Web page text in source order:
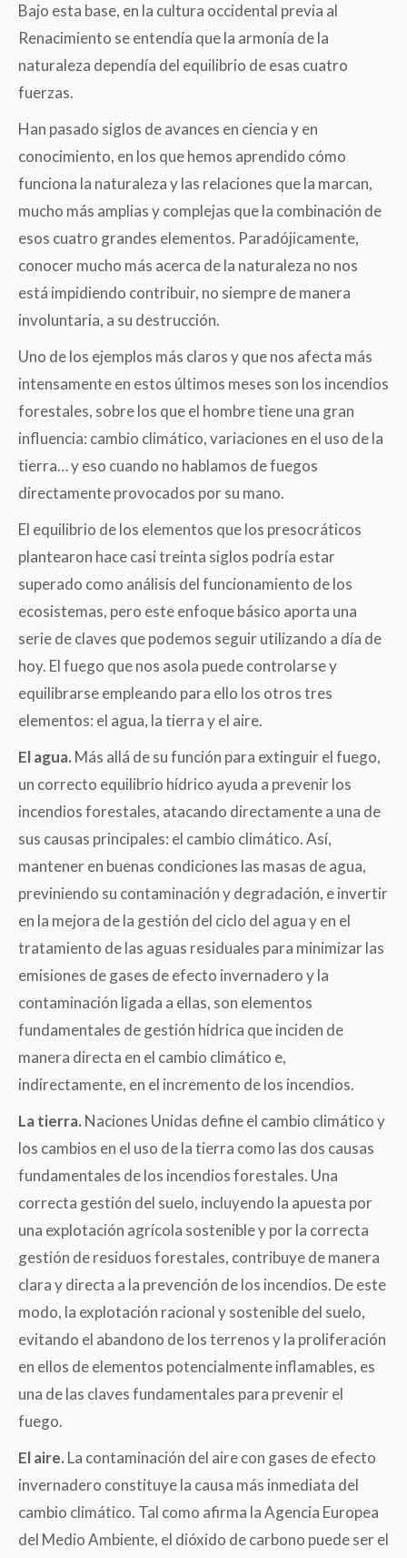
Bajo esta base, en la cultura occidental previa al
Renacimiento se entendía que la armonía de la
naturaleza dependía del equilibrio de esas cuatro
fuerzas.
Han pasado siglos de avances en ciencia y en
conocimiento, en los que hemos aprendido cómo
funciona la naturaleza y las relaciones que la marcan,
mucho más amplias y complejas que la combinación de
esos cuatro grandes elementos. Paradójicamente,
conocer mucho más acerca de la naturaleza no nos
está impidiendo contribuir, no siempre de manera
involuntaria, a su destrucción.
Uno de los ejemplos más claros y que nos afecta más
intensamente en estos últimos meses son los incendios
forestales, sobre los que el hombre tiene una gran
influencia: cambio climático, variaciones en el uso de la
tierra… y eso cuando no hablamos de fuegos
directamente provocados por su mano.
El equilibrio de los elementos que los presocráticos
plantearon hace casi treinta siglos podría estar
superado como análisis del funcionamiento de los
ecosistemas, pero este enfoque básico aporta una
serie de claves que podemos seguir utilizando a día de
hoy. El fuego que nos asola puede controlarse y
equilibrarse empleando para ello los otros tres
elementos: el agua, la tierra y el aire.
El agua. Más allá de su función para extinguir el fuego,
un correcto equilibrio hídrico ayuda a prevenir los
incendios forestales, atacando directamente a una de
sus causas principales: el cambio climático. Así,
mantener en buenas condiciones las masas de agua,
previniendo su contaminación y degradación, e invertir
en la mejora de la gestión del ciclo del agua y en el
tratamiento de las aguas residuales para minimizar las
emisiones de gases de efecto invernadero y la
contaminación ligada a ellas, son elementos
fundamentales de gestión hídrica que inciden de
manera directa en el cambio climático e,
indirectamente, en el incremento de los incendios.
La tierra. Naciones Unidas define el cambio climático y
los cambios en el uso de la tierra como las dos causas
fundamentales de los incendios forestales. Una
correcta gestión del suelo, incluyendo la apuesta por
una explotación agrícola sostenible y por la correcta
gestión de residuos forestales, contribuye de manera
clara y directa a la prevención de los incendios. De este
modo, la explotación racional y sostenible del suelo,
evitando el abandono de los terrenos y la proliferación
en ellos de elementos potencialmente inflamables, es
una de las claves fundamentales para prevenir el
fuego.
El aire. La contaminación del aire con gases de efecto
invernadero constituye la causa más inmediata del
cambio climático. Tal como afirma la Agencia Europea
del Medio Ambiente, el dióxido de carbono puede ser el